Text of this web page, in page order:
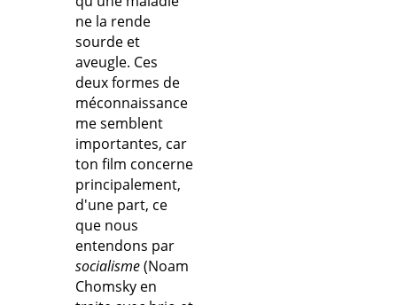
ne la rende
sourde et
aveugle. Ces
deux formes de
méconnaissance
me semblent
importantes, car
ton film concerne
principalement,
d'une part, ce
que nous
entendons par
socialisme(Noam
Chomsky en